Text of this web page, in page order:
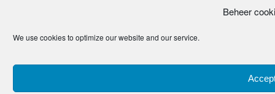
Beheer
We use cookies to optimize our website and our service.